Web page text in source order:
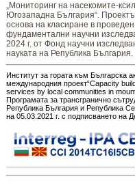
„Мониторинг ​​​на ​​насекомите-
Югозападна България“.
основа на класиране в
фундаментални научни
2024 г. от Фонд научни
науката на Република България.
Институт за гората към Българска
международния проект“Capacity
services by local communities in
Програмата за трансгранично
Република България и Република
на 05.03.2021 г. с подписването на